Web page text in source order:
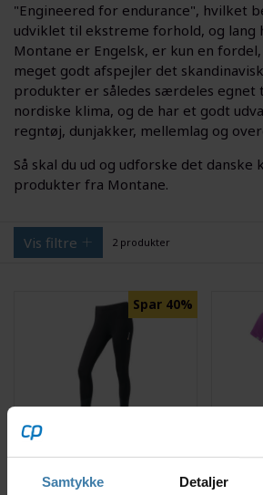
Samtykke Detaljer
"Engineered for endurance", hvilket
udviklet til ekstreme forhold, og lang
Montane er Engelsk, er kun en
meget godt afspejler det
produkter er således særdeles egnet
nordiske klima, og de har et godt
regntøj, dunjakker, mellemlag og
Så skal du ud og udforske det danske
produkter fra Montane.
Vis filtre 2 produkter
Spar 40%
Montane Womens Trail
Series Long Tights -
T-